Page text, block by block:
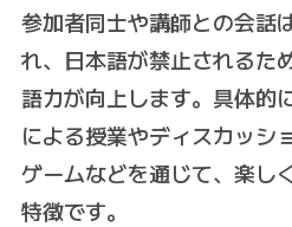
参加者同士や講師との会話
れ、日本語が禁止されるた
語力が向上します。具体的
による授業やディスカッシ
ゲームなどを通じて、楽し
特徴です。